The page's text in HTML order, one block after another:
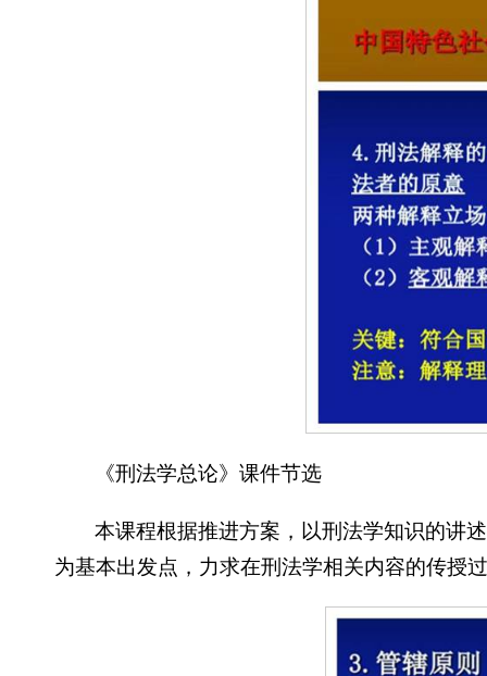
《刑法学总论》课件节选
本课程根据推进方案，以刑法学知识的讲
为基本出发点，力求在刑法学相关内容的传授